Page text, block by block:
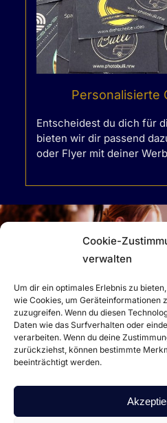
Cookie-
verwalten
Um dir ein optimales Erlebnis zu
wie Cookies, um Geräteinformationen
zuzugreifen. Wenn du diesen
Daten wie das Surfverhalten oder
verarbeiten. Wenn du deine
zurückziehst, können bestimmte
beeinträchtigt werden.
Personalisierte
Entscheidest du dich für
bieten wir dir passend
oder Flyer mit deiner
JETZT ANFRAGEN
BOCHOLT | MÜNSTER |
|
MÜNSTERLAND |